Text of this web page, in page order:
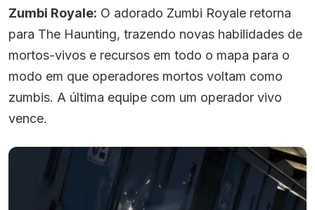
Zumbi Royale: O adorado Zumbi Royale retorna
para The Haunting, trazendo novas habilidades de
mortos-vivos e recursos em todo o mapa para o
modo em que operadores mortos voltam como
zumbis. A última equipe com um operador vivo
vence.